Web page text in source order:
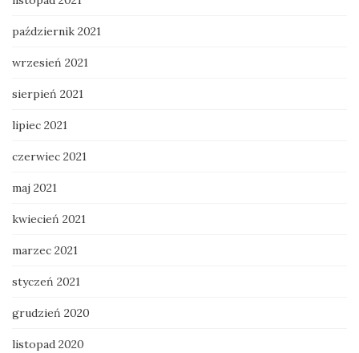
październik 2021
wrzesień 2021
sierpień 2021
lipiec 2021
czerwiec 2021
maj 2021
kwiecień 2021
marzec 2021
styczeń 2021
grudzień 2020
listopad 2020